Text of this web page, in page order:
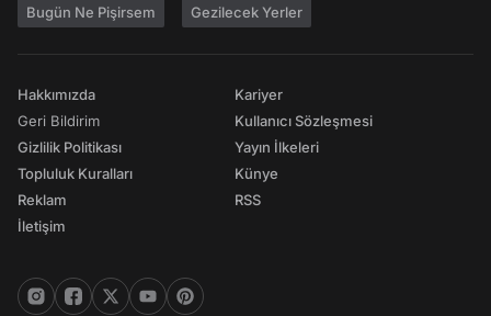
Bugün Ne Pişirsem Gezilecek Yerler
Hakkımızda
Geri Bildirim
Gizlilik Politikası
Topluluk Kuralları
Reklam
İletişim
Kariyer
Kullanıcı Sözleşmesi
Yayın İlkeleri
Künye
RSS